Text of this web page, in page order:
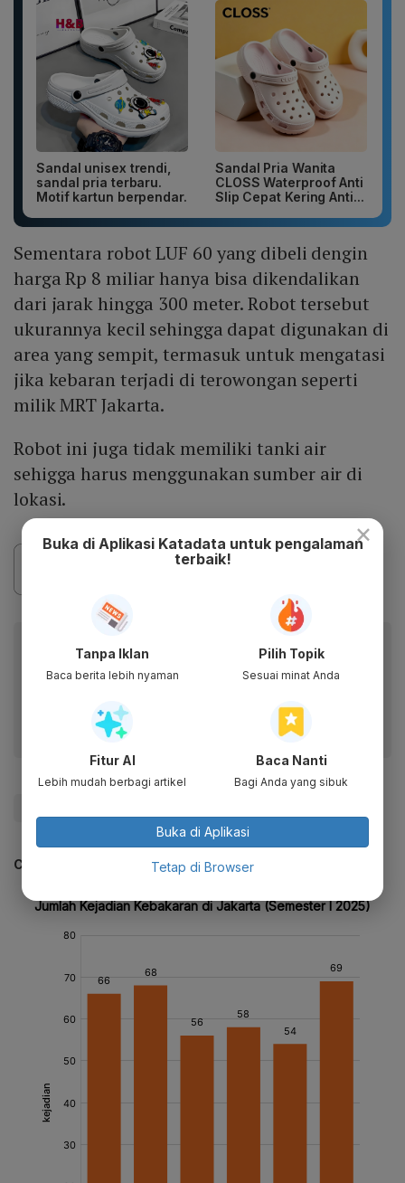
Sandal unisex trendi,
sandal pria terbaru.
Motif kartun berpendar.
Sandal Pria Wanita
CLOSS Waterproof Anti
Slip Cepat Kering Anti...
Sementara robot LUF 60 yang dibeli dengin
harga Rp 8 miliar hanya bisa dikendalikan
dari jarak hingga 300 meter. Robot tersebut
ukurannya kecil sehingga dapat digunakan di
area yang sempit, termasuk untuk mengatasi
jika kebaran terjadi di terowongan seperti
milik MRT Jakarta.
Robot ini juga tidak memiliki tanki air
sehigga harus menggunakan sumber air di
lokasi.
Baca artikel ini lewat aplikasi mobile.
Dapatkan pengalaman membaca lebih nyaman dan nikmati
CEK JUGA DATA INI
×
Buka di Aplikasi Katadata untuk pengalaman
terbaik!
Tanpa Iklan
Baca berita lebih nyaman
Pilih Topik
Sesuai minat Anda
Fitur AI
Lebih mudah berbagi artikel
Baca Nanti
Bagi Anda yang sibuk
Buka di Aplikasi
Tetap di Browser